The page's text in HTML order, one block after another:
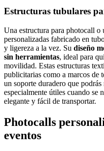
Estructuras tubulares
Una estructura para photocall o
personalizadas fabricado en
y ligereza a la vez. Su diseño
sin herramientas, ideal para
movilidad. Estas estructuras
publicitarias como a marcos de
un soporte duradero que
especialmente útiles cuando se
elegante y fácil de transportar.
Photocalls
eventos